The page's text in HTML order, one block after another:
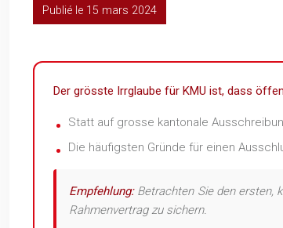
Publié le 15 mars 2024
Der grösste Irrglaube für KMU ist, dass
Statt auf grosse kantonale
Die häufigsten Gründe für einen
Empfehlung:Betrachten Sie den ersten,
Rahmenvertrag zu sichern.